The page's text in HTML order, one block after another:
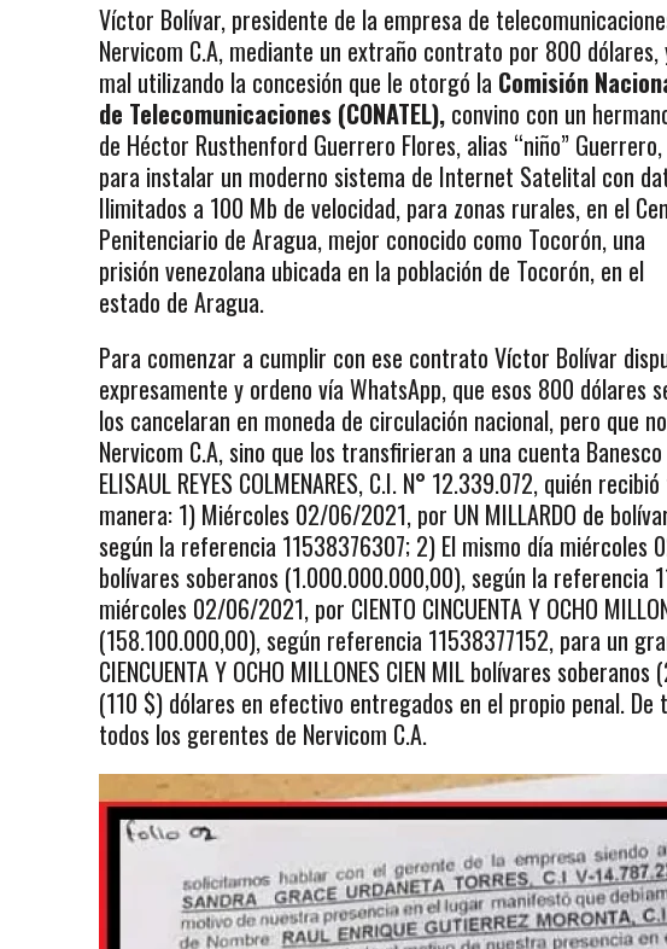
Víctor Bolívar, presidente de la empresa de
Nervicom C.A, mediante un extraño contrato por 800 dólares,
mal utilizando la concesión que le otorgó la Comisión
de Telecomunicaciones (CONATEL), convino con un
de Héctor Rusthenford Guerrero Flores, alias “niño” Guerrero,
para instalar un moderno sistema de Internet Satelital con
Ilimitados a 100 Mb de velocidad, para zonas rurales, en el
Penitenciario de Aragua, mejor conocido como Tocorón, una
prisión venezolana ubicada en la población de Tocorón, en el
estado de Aragua.
Para comenzar a cumplir con ese contrato Víctor Bolívar
expresamente y ordeno vía WhatsApp, que esos 800 dólares
los cancelaran en moneda de circulación nacional, pero que
Nervicom C.A, sino que los transfirieran a una cuenta
ELISAUL REYES COLMENARES, C.I. N° 12.339.072, quién
manera: 1) Miércoles 02/06/2021, por UN MILLARDO de
según la referencia 11538376307; 2) El mismo día miércoles
bolívares soberanos (1.000.000.000,00), según la referencia
miércoles 02/06/2021, por CIENTO CINCUENTA Y OCHO
(158.100.000,00), según referencia 11538377152, para un
CIENCUENTA Y OCHO MILLONES CIEN MIL bolívares
(110 $) dólares en efectivo entregados en el propio penal.
todos los gerentes de Nervicom C.A.